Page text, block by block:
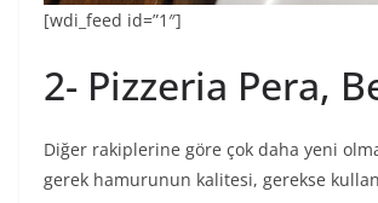
[wdi_feed id=”1″]
2- Pizzeria Pera,
Diğer rakiplerine göre çok daha yeni
gerek hamurunun kalitesi, gerekse